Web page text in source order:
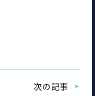
次の記事